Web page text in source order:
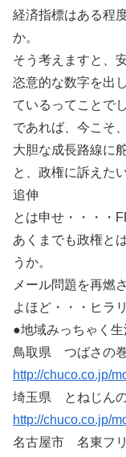
経済指標はある程
か。
そう考えますと、
恣意的な数字を出
ているってことで
であれば、今こそ
大胆な成長路線に
と、政権に訴えた
追伸
とは申せ・・・・
あくまでも政権と
うか。
メール問題を再燃
よほど・・・ヒラ
●地域みっちゃく
鳥取県 つばさの
http://chuco.co.jp/
埼玉県 とねじん
http://chuco.co.jp/
名古屋市 名東フ